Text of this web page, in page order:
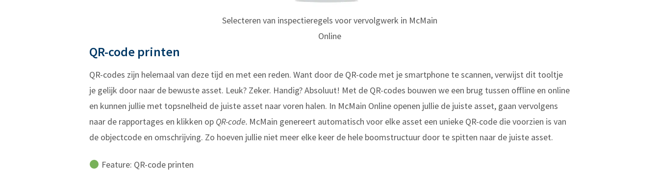
Selecteren van inspectieregels voor vervolgwerk in McMain
Online
QR-code printen
QR-codes zijn helemaal van deze tijd en met een reden. Want door de QR-code met je smartphone te scannen, verwijst dit tooltje
je gelijk door naar de bewuste asset. Leuk? Zeker. Handig? Absoluut! Met de QR-codes bouwen we een brug tussen offline en online
en kunnen jullie met topsnelheid de juiste asset naar voren halen. In McMain Online openen jullie de juiste asset, gaan vervolgens
naar de rapportages en klikken op QR-code. McMain genereert automatisch voor elke asset een unieke QR-code die voorzien is van
de objectcode en omschrijving. Zo hoeven jullie niet meer elke keer de hele boomstructuur door te spitten naar de juiste asset.
Feature: QR-code printen